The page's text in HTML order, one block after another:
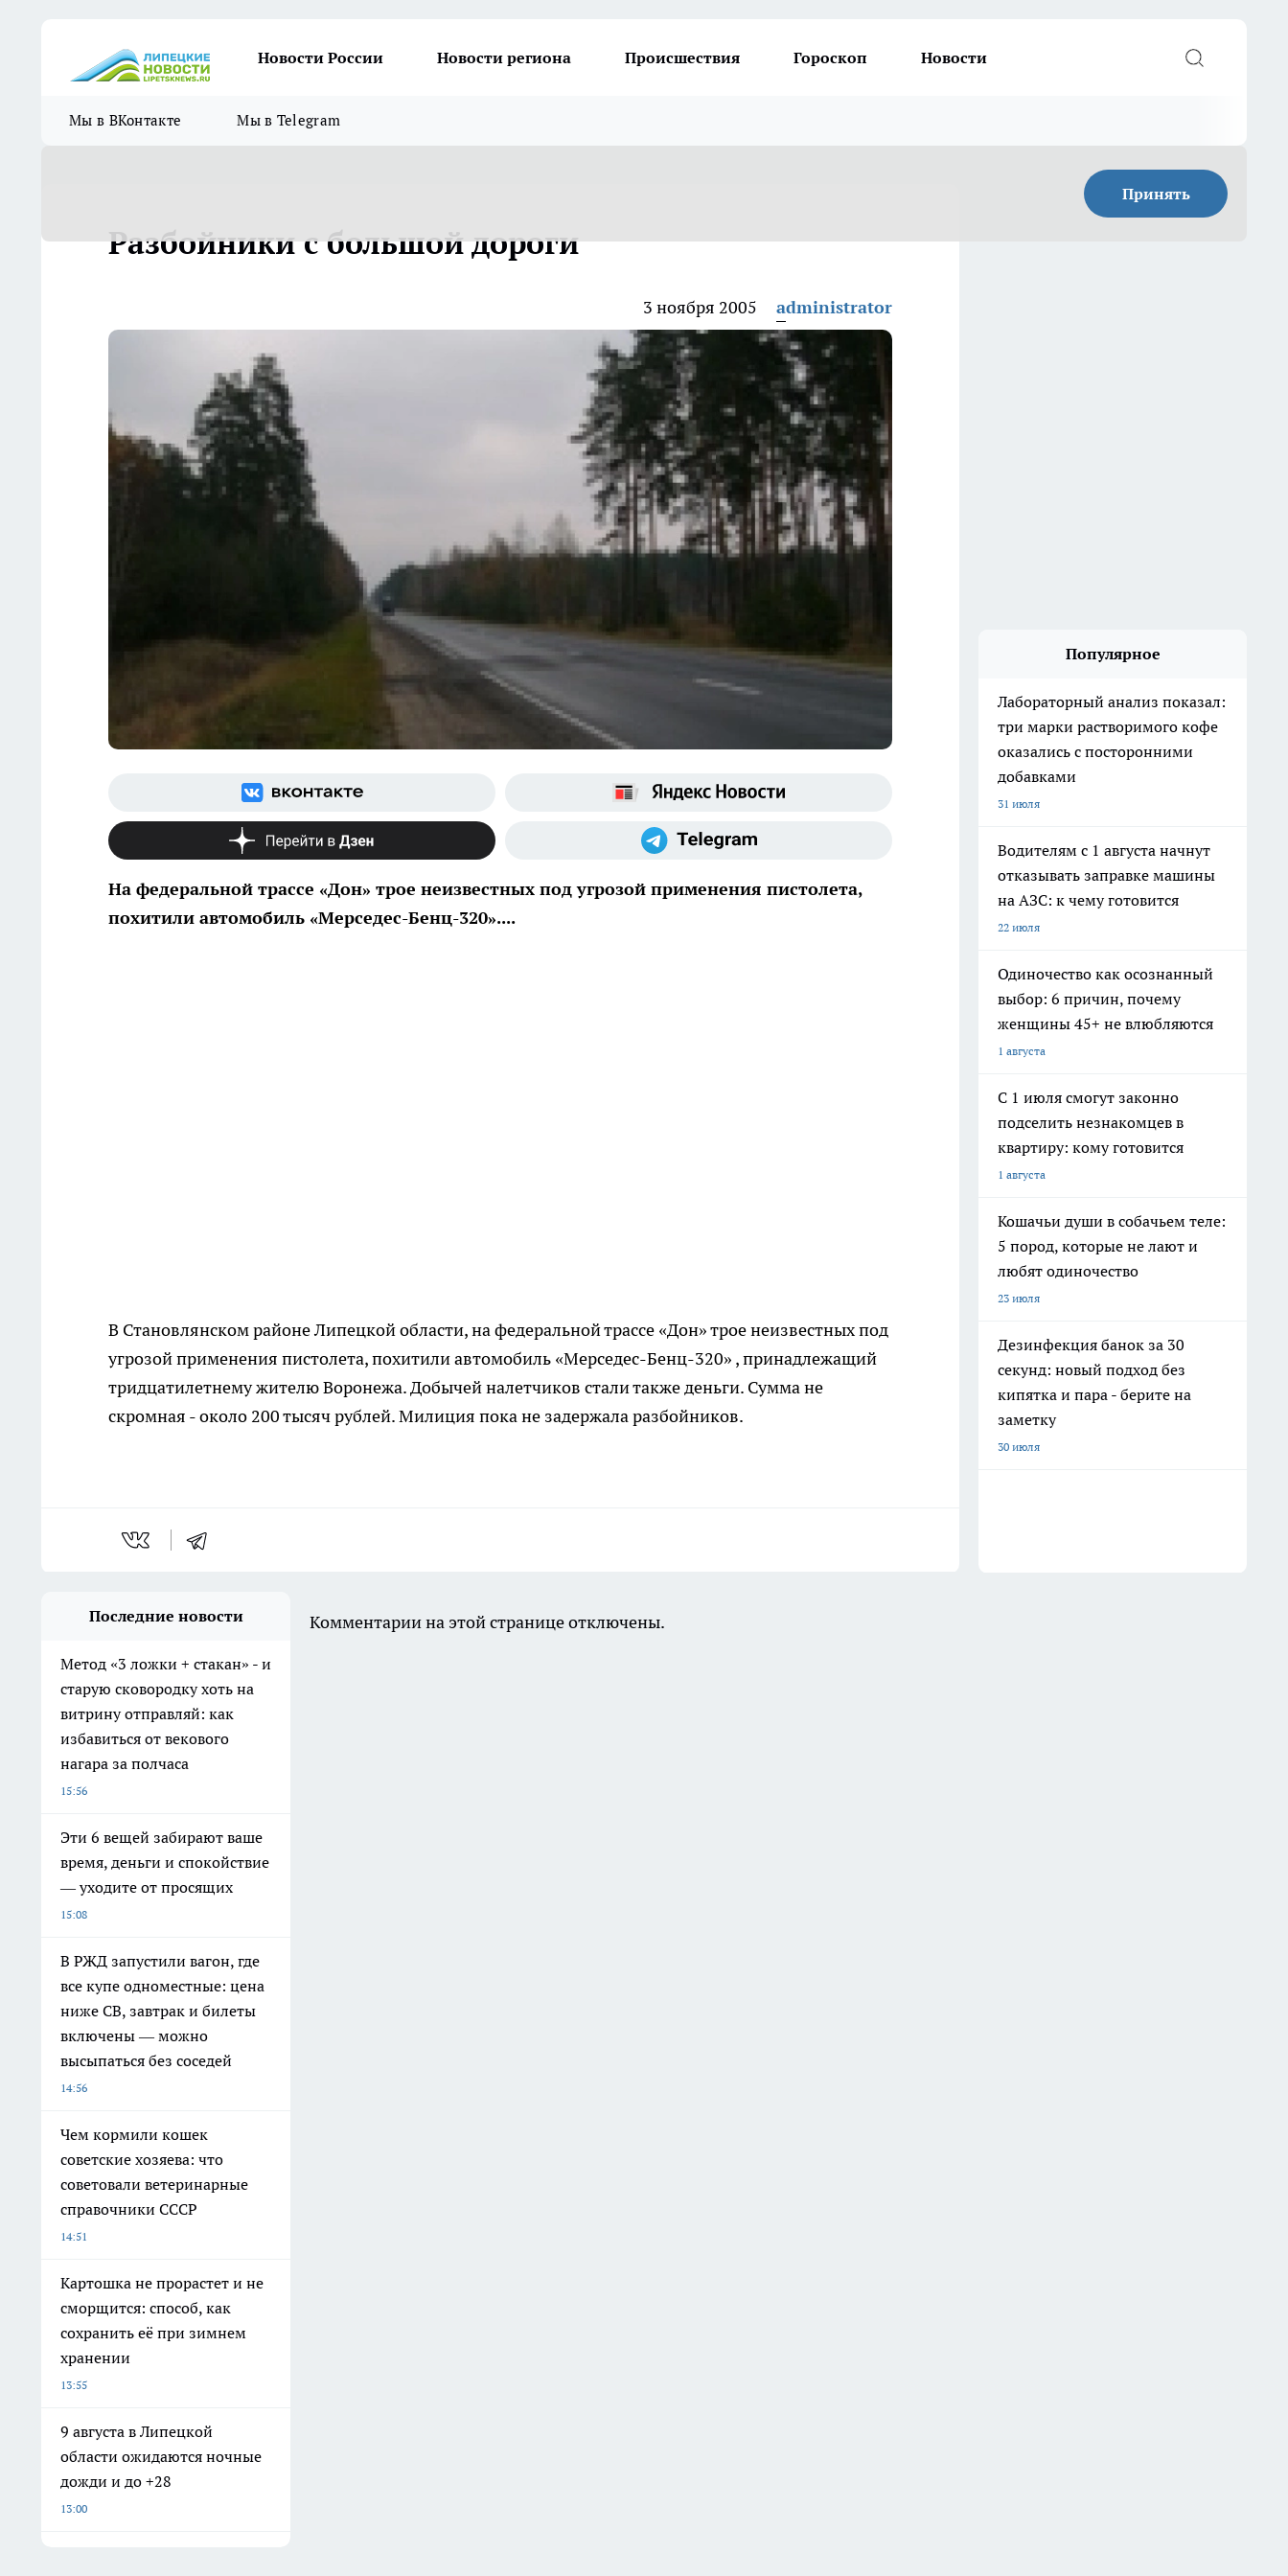
Новости России Новости региона Происшествия Гороскоп Новости
Мы в ВКонтакте Мы в Telegram
Принять
Разбойники с большой дороги
3 ноября 2005 administrator
На федеральной трассе «Дон» трое неизвестных под угрозой применения пистолета,
похитили автомобиль «Мерседес-Бенц-320»....
В Становлянском районе Липецкой области, на федеральной трассе «Дон» трое неизвестных под
угрозой применения пистолета, похитили автомобиль «Мерседес-Бенц-320» , принадлежащий
тридцатилетнему жителю Воронежа. Добычей налетчиков стали также деньги. Сумма не
скромная - около 200 тысяч рублей. Милиция пока не задержала разбойников.
Популярное
Лабораторный анализ показал:
три марки растворимого кофе
оказались с посторонними
добавками
31 июля
Водителям с 1 августа начнут
отказывать заправке машины
на АЗС: к чему готовится
22 июля
Одиночество как осознанный
выбор: 6 причин, почему
женщины 45+ не влюбляются
1 августа
С 1 июля смогут законно
подселить незнакомцев в
квартиру: кому готовится
1 августа
Кошачьи души в собачьем теле:
5 пород, которые не лают и
любят одиночество
23 июля
Дезинфекция банок за 30
секунд: новый подход без
кипятка и пара - берите на
заметку
30 июля
Последние новости
Метод «3 ложки + стакан» - и
старую сковородку хоть на
витрину отправляй: как
избавиться от векового
нагара за полчаса
15:56
Эти 6 вещей забирают ваше
время, деньги и спокойствие
— уходите от просящих
15:08
В РЖД запустили вагон, где
все купе одноместные: цена
ниже СВ, завтрак и билеты
включены — можно
высыпаться без соседей
14:56
Чем кормили кошек
советские хозяева: что
советовали ветеринарные
справочники СССР
14:51
Картошка не прорастет и не
сморщится: способ, как
сохранить её при зимнем
хранении
13:55
9 августа в Липецкой
области ожидаются ночные
дожди и до +28
13:00
Комментарии на этой странице отключены.